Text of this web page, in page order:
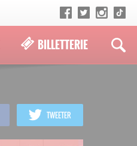
BILLETTERIE
TWEETER